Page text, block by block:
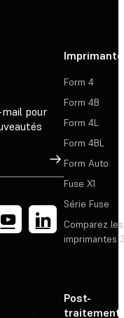
pour
Inscription
Form 4
Form 4B
Form 4L
Form 4BL
Form Auto
Fuse X1
Série Fuse
Comparez les
imprimantes
Post-
traitement